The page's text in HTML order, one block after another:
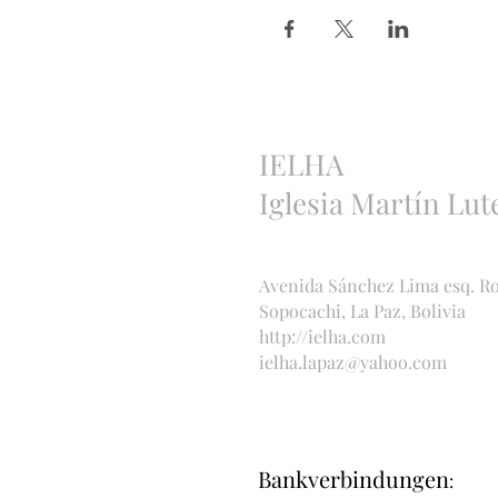
IELHA
Iglesia Martín
Avenida Sánchez Lima esq.
Sopocachi, La Paz, Bolivia
http://ielha.com
ielha.lapaz@yahoo.com
Bankverbindungen: